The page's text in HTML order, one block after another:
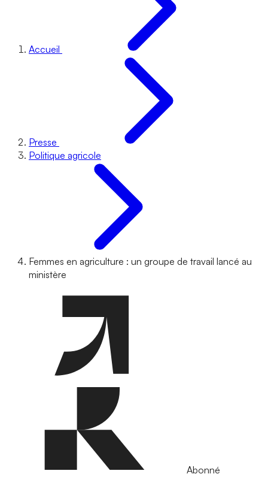
Accueil
Presse
Politique agricole
Femmes en agriculture : un groupe de travail lancé au
ministère
Abonné